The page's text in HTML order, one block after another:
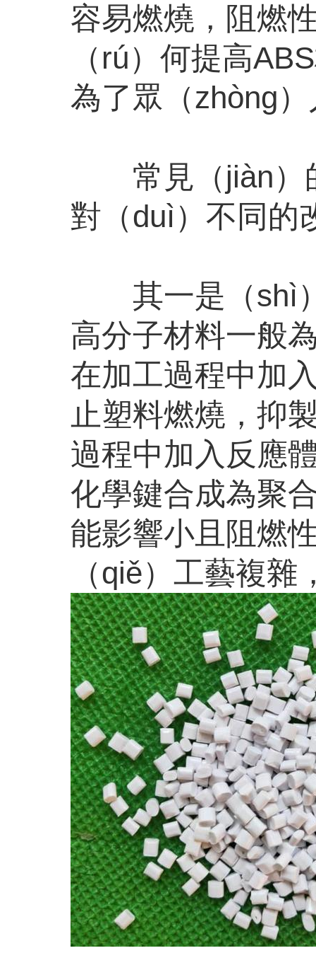
容易燃燒，阻燃
（rú）何提高
為了眾（zhòng
常見（jiàn）的
對（duì）不同的
其一是（shì）
高分子材料一般
在加工過程中加
止塑料燃燒，抑
過程中加入反應
化學鍵合成為聚
能影響小且阻燃
（qiě）工藝複